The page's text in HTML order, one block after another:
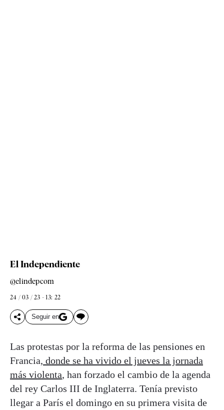
El Independiente
@elindepcom
24 / 03 / 23 - 13: 22
Seguir en
Las protestas por la reforma de las pensiones en
Francia, donde se ha vivido el jueves la jornada
más violenta, han forzado el cambio de la agenda
del rey Carlos III de Inglaterra. Tenía previsto
llegar a París el domingo en su primera visita de